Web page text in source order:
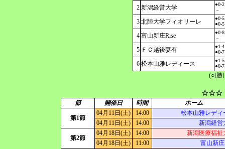
2 新潟経営大学
●0-2
－
3 北陸大学フィオリーレ
●0-5
●0-5
4 富山新庄Rise
●0-8
－
5 ＦＣ越後妻有
●1-4
●0-7
6 松本山雅レディース
●1-5
●0-7
(○[勝
☆☆☆
節 開催日 時間 ホーム
第1節
04月11日(土) 14:00
松本山雅レディ
04月11日(土)
14:00 新潟経営
第2節
04月18日(土) 14:00
新潟医療福祉
04月18日(土)
11:00 富山新庄